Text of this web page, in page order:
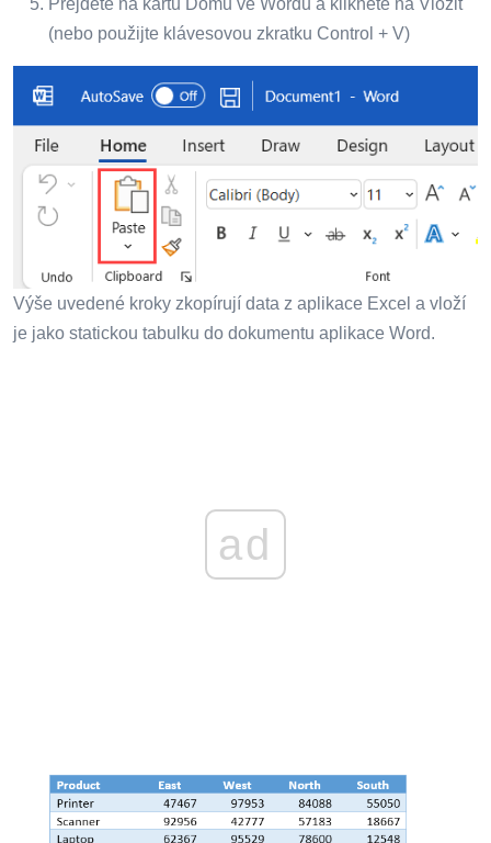
(nebo použijte klávesovou zkratku Control + V)
Výše uvedené kroky zkopírují data z aplikace Excel a vloží
je jako statickou tabulku do dokumentu aplikace Word.
ad